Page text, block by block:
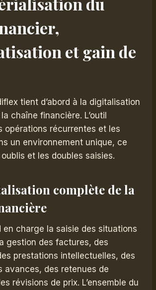
et gain de
tient d’abord à la digitalisation
chaîne financière. L’outil
opérations récurrentes et les
un environnement unique, ce
et les doubles saisies.
complète de la
en charge la saisie des situations
gestion des factures, des
prestations intellectuelles, des
avances, des retenues de
révisions de prix. L’ensemble du